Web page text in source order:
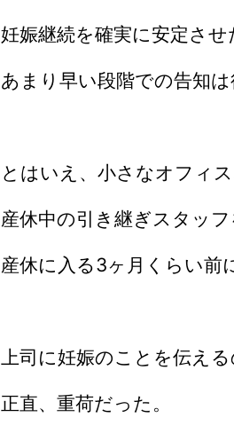
妊娠継続を確実に安定させ
あまり早い段階での告知は
とはいえ、小さなオフィス
産休中の引き継ぎスタッ
産休に入る3ヶ月くらい前
上司に妊娠のことを伝える
正直、重荷だった。